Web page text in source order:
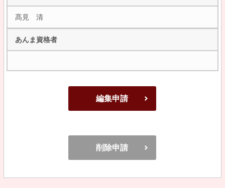
髙見 清
あんま資格者
編集申請
削除申請